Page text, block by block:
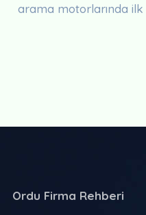
arama motorlarında ilk
Ordu Firma Rehberi